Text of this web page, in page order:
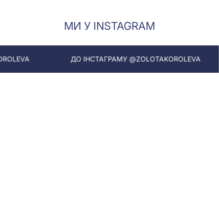
МИ У INSTAGRAM
ДО ІНСТАГРАМУ @ZOLOTAKOROLEVA ДО